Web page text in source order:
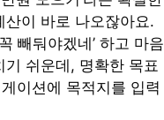
이 바로 나오잖아요.
빼둬야겠네’ 하고 마음
쉬운데, 명확한 목표
이션에 목적지를 입력